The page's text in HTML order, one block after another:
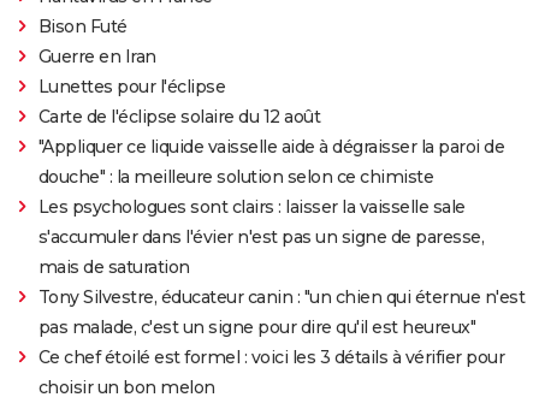
Bison Futé
Guerre en Iran
Lunettes pour l'éclipse
Carte de l'éclipse solaire du 12 août
"Appliquer ce liquide vaisselle aide à dégraisser la paroi de
douche" : la meilleure solution selon ce chimiste
Les psychologues sont clairs : laisser la vaisselle sale
s'accumuler dans l'évier n'est pas un signe de paresse,
mais de saturation
Tony Silvestre, éducateur canin : "un chien qui éternue n'est
pas malade, c'est un signe pour dire qu'il est heureux"
Ce chef étoilé est formel : voici les 3 détails à vérifier pour
choisir un bon melon